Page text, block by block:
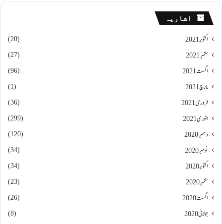
اشاریہ
اکتوبر 2021
(20)
ستمبر 2021
(27)
اگست 2021
(96)
مارچ 2021
(1)
فروری 2021
(36)
جنوری 2021
(299)
دسمبر 2020
(120)
نومبر 2020
(34)
اکتوبر 2020
(34)
ستمبر 2020
(23)
اگست 2020
(26)
جولائی 2020
(8)